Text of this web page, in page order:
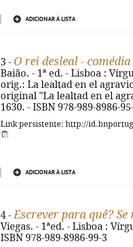
ADICIONAR À LISTA
3 - O rei desleal - comédia
Baião. - 1ª ed. - Lisboa :
orig.: La lealtad en el
original "La lealtad en el
1630. - ISBN 978-989-8986-
Link persistente: http://
ADICIONAR À LISTA
4 -Escrever para quê?
Viegas. - 1ªed. - Lisboa :
ISBN 978-989-8986-99-3